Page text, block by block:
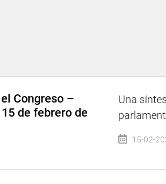
Congreso –
de febrero de
Una
15-02-